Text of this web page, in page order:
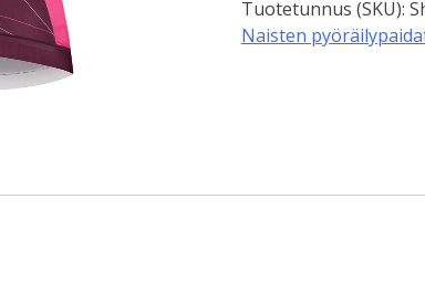
Violetti
määrä
Tuotetunnus (SKU):
Naisten